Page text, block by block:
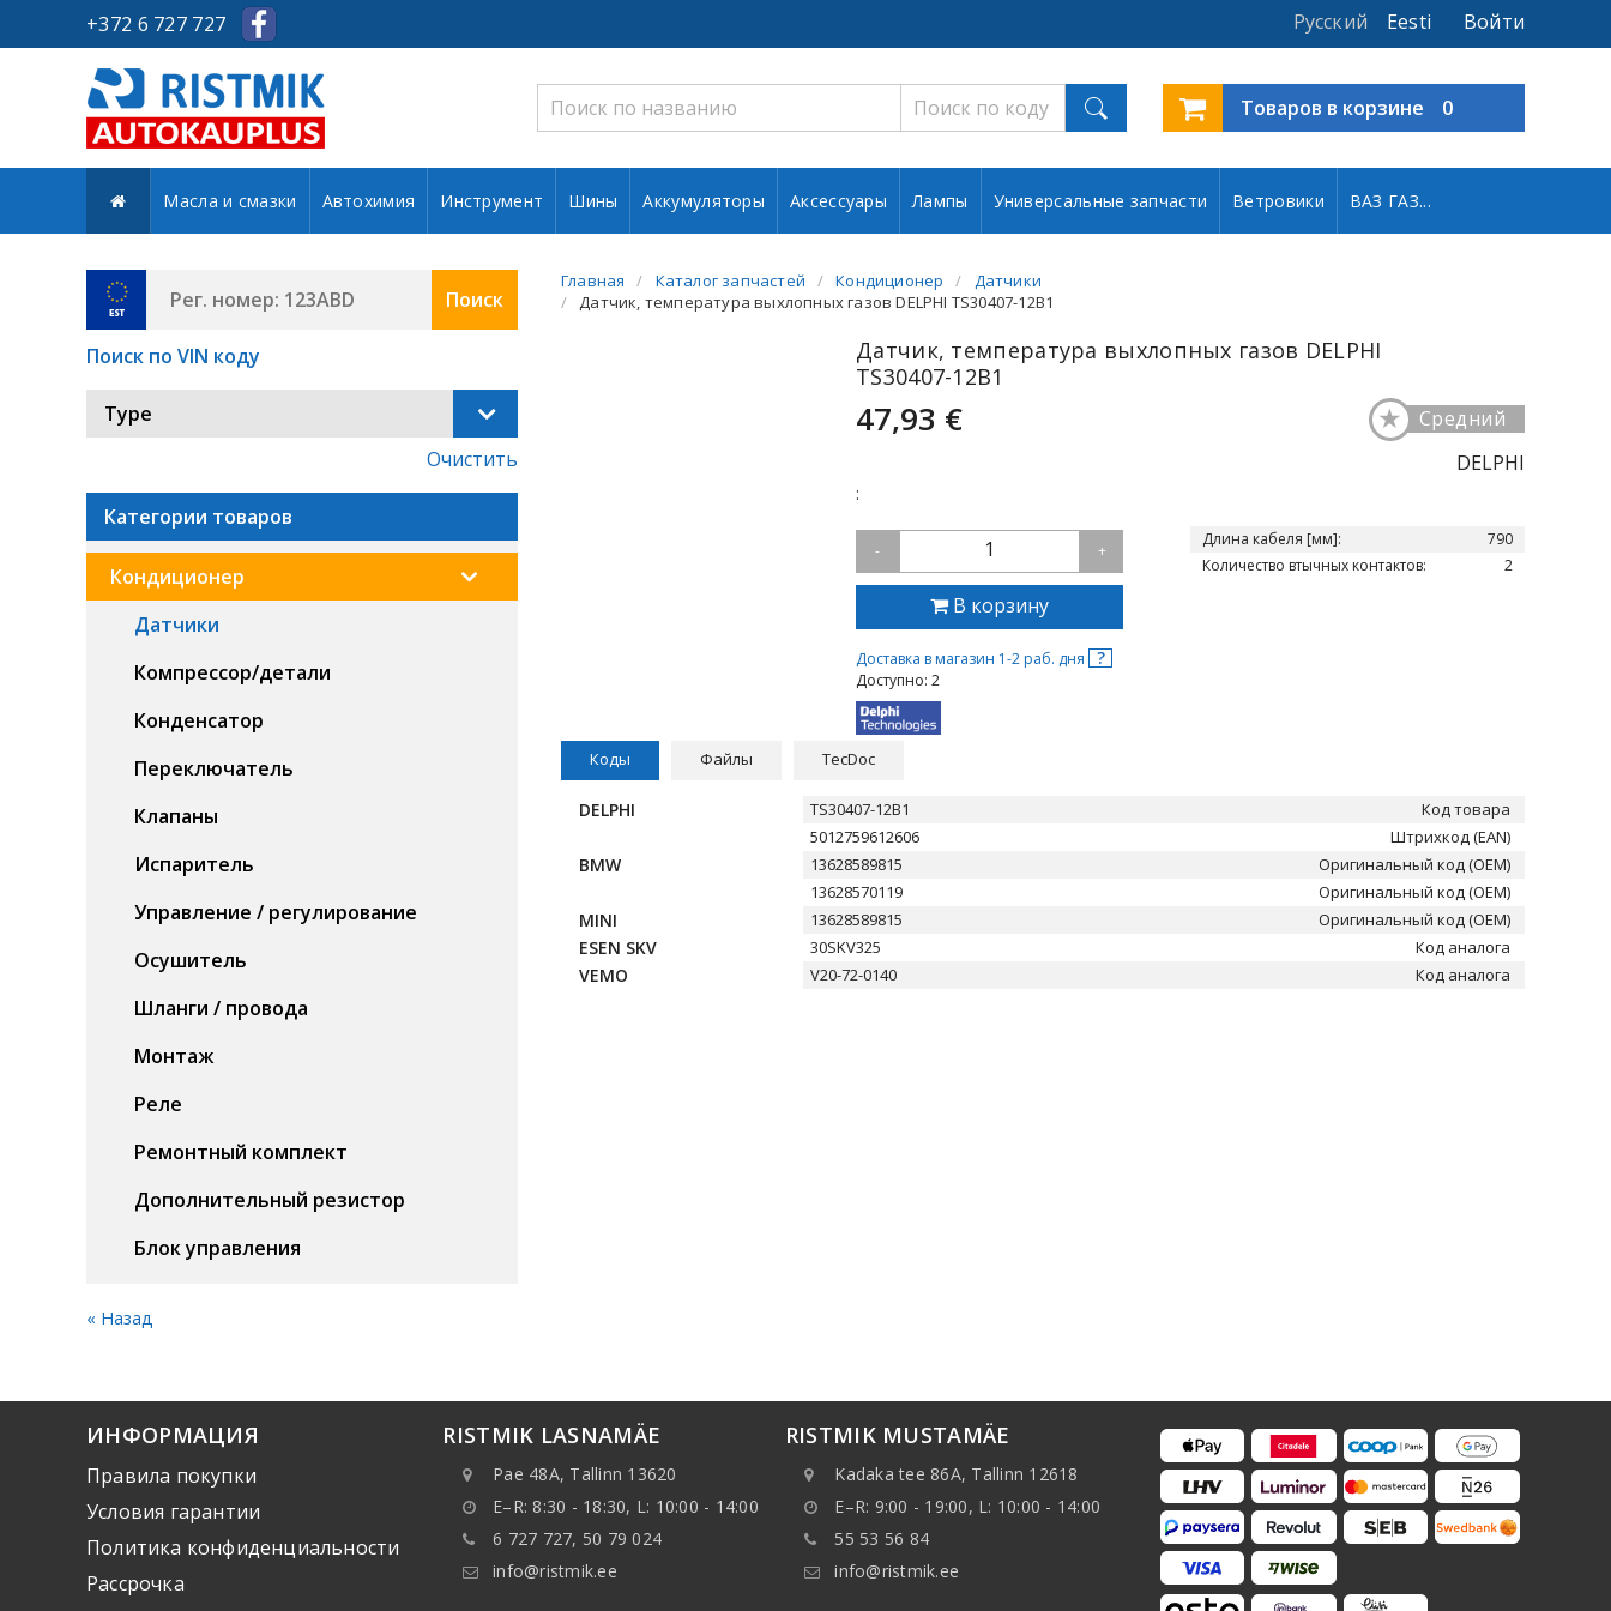
+372 6 727 727 Войти
Eesti
Русский
Товаров в корзине 0
Масла и смазки Автохимия Инструмент Шины Аккумуляторы Аксессуары Лампы Универсальные запчасти Ветровики ВАЗ ГАЗ...
Поиск
Поиск по VIN коду
Type
Очистить
Категории товаров
Кондиционер
Датчики
Компрессор/детали
Конденсатор
Переключатель
Клапаны
Испаритель
Управление / регулирование
Осушитель
Шланги / провода
Монтаж
Реле
Ремонтный комплект
Дополнительный резистор
Блок управления
« Назад
Главная Каталог запчастей Кондиционер
Датчики
Датчик, температура выхлопных газов DELPHI TS30407-12B1
Датчик, температура выхлопных газов DELPHI
TS30407-12B1
47,93 € Средний
★
DELPHI
:
- 1 +
В корзину
Доставка в магазин 1-2 раб. дня ?
Доступно: 2
Длина кабеля [мм]:
790
Количество втычных контактов:
2
Коды Файлы TecDoc
DELPHI TS30407-12B1
Код товара
5012759612606
Штрихкод (EAN)
BMW 13628589815
Оригинальный код (OEM)
13628570119
Оригинальный код (OEM)
MINI 13628589815 Оригинальный код (OEM)
ESEN SKV 30SKV325 Код аналога
VEMO V20-72-0140 Код аналога
ИНФОРМАЦИЯ
Правила покупки
Условия гарантии
Политика конфиденциальности
Рассрочка
RISTMIK LASNAMÄE
Pae 48A, Tallinn 13620
E–R: 8:30 - 18:30, L: 10:00 - 14:00
6 727 727, 50 79 024
info@ristmik.ee
RISTMIK MUSTAMÄE
Kadaka tee 86A, Tallinn 12618
E–R: 9:00 - 19:00, L: 10:00 - 14:00
55 53 56 84
info@ristmik.ee